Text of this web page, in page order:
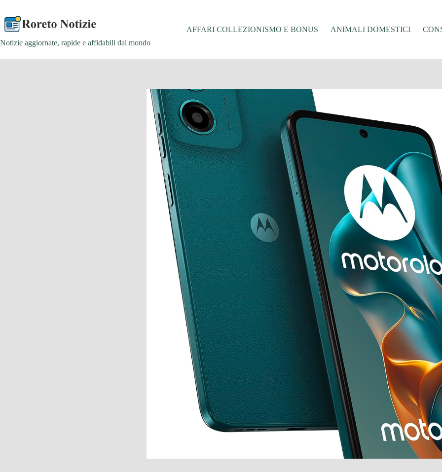
contenuto
Notizie aggiornate, rapide e affidabili dal mondo
AFFARI COLLEZIONISMO E BONUS ANIMALI DOMESTICI